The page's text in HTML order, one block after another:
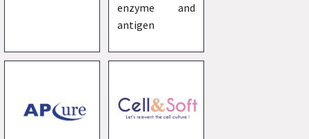
enzyme and
antigen